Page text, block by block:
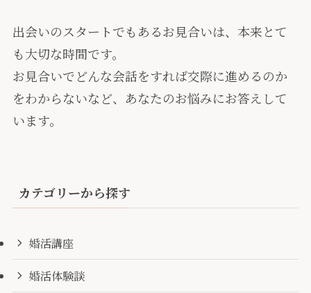
出会いのスタートでもあるお見合いは、本来とて
も大切な時間です。
お見合いでどんな会話をすれば交際に進めるのか
をわからないなど、あなたのお悩みにお答えして
います。
カテゴリーから探す
婚活講座
婚活体験談